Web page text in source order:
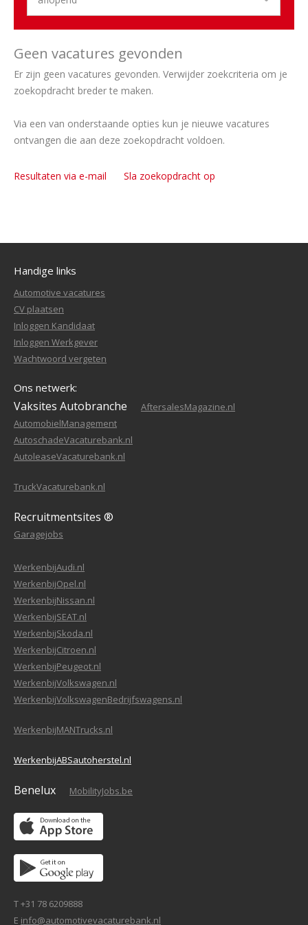
Geen vacatures gevonden
Er zijn geen vacatures gevonden. Verwijder zoekcriteria om je
zoekopdracht breder te maken.
Via een van onderstaande opties kun je nieuwe vacatures
ontvangen die aan deze zoekopdracht voldoen.
Resultaten via e-mail Sla zoekopdracht op
Handige links
Automotive vacatures
CV plaatsen
Inloggen Kandidaat
Inloggen Werkgever
Wachtwoord vergeten
Ons netwerk:
Vaksites Autobranche
AftersalesMagazine.nl
AutomobielManagement
AutoschadeVacaturebank.nl
AutoleaseVacaturebank.nl
TruckVacaturebank.nl
Recruitmentsites ®
Garagejobs
WerkenbijAudi.nl
WerkenbijOpel.nl
WerkenbijNissan.nl
WerkenbijSEAT.nl
WerkenbijSkoda.nl
WerkenbijCitroen.nl
WerkenbijPeugeot.nl
WerkenbijVolkswagen.nl
WerkenbijVolkswagenBedrijfswagens.nl
WerkenbijMANTrucks.nl
WerkenbijABSautoherstel.nl
Benelux MobilityJobs.be
T +31 78 6209888
E info@automotivevacaturebank.nl